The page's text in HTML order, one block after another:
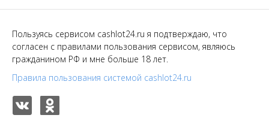
Пользуясь сервисом cashlot24.ru я подтверждаю, что
согласен с правилами пользования сервисом, являюсь
гражданином РФ и мне больше 18 лет.
Правила пользования системой cashlot24.ru